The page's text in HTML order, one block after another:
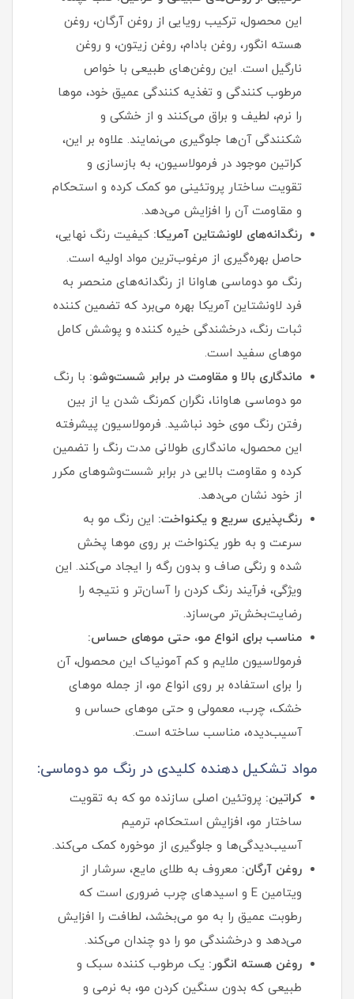
این محصول، ترکیب رویایی از روغن آرگان، روغن
هسته انگور، روغن بادام، روغن زیتون، و روغن
نارگیل است. این روغن‌های طبیعی با خواص
مرطوب‌ کنندگی و تغذیه‌ کنندگی عمیق خود، موها
را نرم، لطیف و براق می‌کنند و از خشکی و
شکنندگی آن‌ها جلوگیری می‌نمایند. علاوه بر این،
کراتین موجود در فرمولاسیون، به بازسازی و
تقویت ساختار پروتئینی مو کمک کرده و استحکام
و مقاومت آن را افزایش می‌دهد.
رنگدانه‌های لاونشتاین آمریکا: کیفیت رنگ نهایی،
حاصل بهره‌گیری از مرغوب‌ترین مواد اولیه است.
رنگ مو دوماسی هاوانا از رنگدانه‌های منحصر به
فرد لاونشتاین آمریکا بهره می‌برد که تضمین‌ کننده
ثبات رنگ، درخشندگی خیره‌ کننده و پوشش کامل
موهای سفید است.
ماندگاری بالا و مقاومت در برابر شست‌وشو: با رنگ
مو دوماسی هاوانا، نگران کمرنگ شدن یا از بین
رفتن رنگ موی خود نباشید. فرمولاسیون پیشرفته
این محصول، ماندگاری طولانی‌ مدت رنگ را تضمین
کرده و مقاومت بالایی در برابر شست‌وشوهای مکرر
از خود نشان می‌دهد.
رنگ‌پذیری سریع و یکنواخت: این رنگ مو به
سرعت و به طور یکنواخت بر روی موها پخش
شده و رنگی صاف و بدون رگه را ایجاد می‌کند. این
ویژگی، فرآیند رنگ کردن را آسان‌تر و نتیجه را
رضایت‌بخش‌تر می‌سازد.
مناسب برای انواع مو، حتی موهای حساس:
فرمولاسیون ملایم و کم‌ آمونیاک این محصول، آن
را برای استفاده بر روی انواع مو، از جمله موهای
خشک، چرب، معمولی و حتی موهای حساس و
آسیب‌دیده، مناسب ساخته است.
مواد تشکیل دهنده کلیدی در رنگ مو دوماسی:
کراتین: پروتئین اصلی سازنده مو که به تقویت
ساختار مو، افزایش استحکام، ترمیم
آسیب‌دیدگی‌ها و جلوگیری از موخوره کمک می‌کند.
روغن آرگان: معروف به طلای مایع، سرشار از
ویتامین E و اسیدهای چرب ضروری است که
رطوبت عمیق را به مو می‌بخشد، لطافت را افزایش
می‌دهد و درخشندگی مو را دو چندان می‌کند.
روغن هسته انگور: یک مرطوب‌ کننده سبک و
طبیعی که بدون سنگین کردن مو، به نرمی و